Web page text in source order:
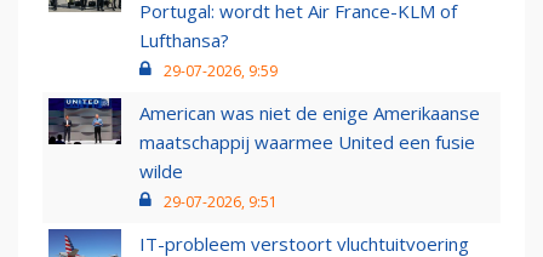
Portugal: wordt het Air France-KLM of
Lufthansa?
29-07-2026, 9:59
American was niet de enige Amerikaanse
maatschappij waarmee United een fusie
wilde
29-07-2026, 9:51
IT-probleem verstoort vluchtuitvoering